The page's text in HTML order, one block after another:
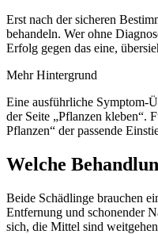
Erst nach der sicheren
behandeln. Wer ohne
Erfolg gegen das eine,
Mehr Hintergrund
Eine ausführliche Symptom-
der Seite „Pflanzen kleben“.
Pflanzen“ der passende
Welche
Beide Schädlinge brauchen
Entfernung und schonender
sich, die Mittel sind